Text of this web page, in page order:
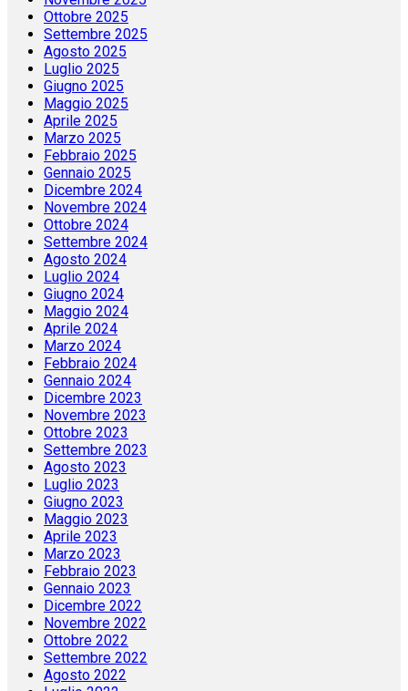
Ottobre 2025
Settembre 2025
Agosto 2025
Luglio 2025
Giugno 2025
Maggio 2025
Aprile 2025
Marzo 2025
Febbraio 2025
Gennaio 2025
Dicembre 2024
Novembre 2024
Ottobre 2024
Settembre 2024
Agosto 2024
Luglio 2024
Giugno 2024
Maggio 2024
Aprile 2024
Marzo 2024
Febbraio 2024
Gennaio 2024
Dicembre 2023
Novembre 2023
Ottobre 2023
Settembre 2023
Agosto 2023
Luglio 2023
Giugno 2023
Maggio 2023
Aprile 2023
Marzo 2023
Febbraio 2023
Gennaio 2023
Dicembre 2022
Novembre 2022
Ottobre 2022
Settembre 2022
Agosto 2022